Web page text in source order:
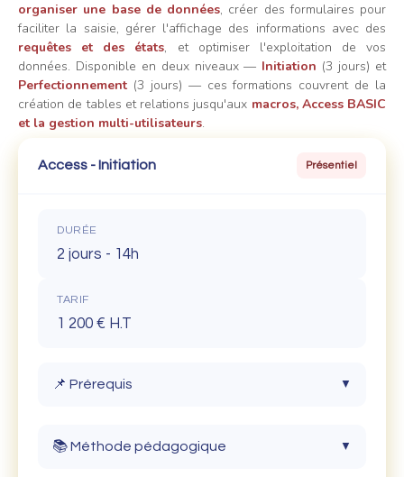
organiser une base de données, créer des formulaires pour
faciliter la saisie, gérer l'affichage des informations avec des
requêtes et des états, et optimiser l'exploitation de vos
données. Disponible en deux niveaux — Initiation (3 jours) et
Perfectionnement (3 jours) — ces formations couvrent de la
création de tables et relations jusqu'aux macros, Access BASIC
et la gestion multi-utilisateurs.
Access - Initiation Présentiel
DURÉE
2 jours - 14h
TARIF
1 200 € H.T
📌 Prérequis ▼
Connaître l'environnement et les bases
📚 Méthode pédagogique ▼